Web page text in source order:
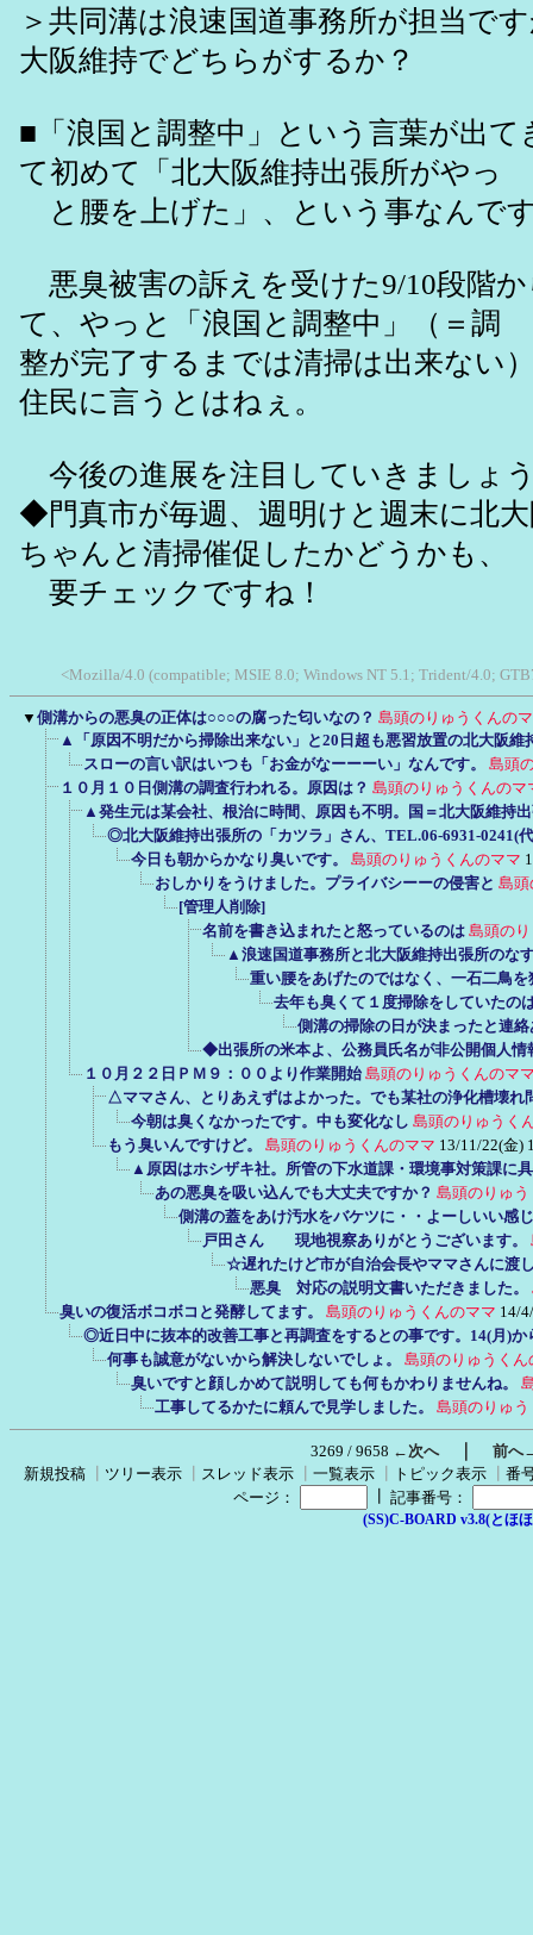
＞共同溝は浪速国道事務所が担当で
大阪維持でどちらがするか？
■「浪国と調整中」という言葉が出て
て初めて「北大阪維持出張所がやっ
と腰を上げた」、という事なんで
悪臭被害の訴えを受けた9/10段階
て、やっと「浪国と調整中」（＝調
整が完了するまでは清掃は出来ない
住民に言うとはねぇ。
今後の進展を注目していきましょ
◆門真市が毎週、週明けと週末に北
ちゃんと清掃催促したかどうかも、
要チェックですね！
<Mozilla/4.0 (compatible; MSIE 8.0; Windows NT 5.1; Trident/4.0;
▼ 側溝からの悪臭の正体は○○○の腐った匂いなの？ 島頭のりゅうくんの
▲「原因不明だから掃除出来ない」と20日超も悪習放置の北大阪維
スローの言い訳はいつも「お金がなーーーい」なんです。
島頭
１０月１０日側溝の調査行われる。原因は？ 島頭のりゅうくんのマ
▲発生元は某会社、根治に時間、原因も不明。国＝北大阪維持
◎北大阪維持出張所の「カツラ」さん、TEL.06-6931-0241(
今日も朝からかなり臭いです。
島頭のりゅうくんのママ
おしかりをうけました。プライバシーーの侵害と 島頭
[管理人削除]
名前を書き込まれたと怒っているのは 島頭の
▲浪速国道事務所と北大阪維持出張所のな
重い腰をあげたのではなく、一石二鳥を
去年も臭くて１度掃除をしていたの
側溝の掃除の日が決まったと連絡
◆出張所の米本よ、公務員氏名が非公開個人
１０月２２日ＰＭ９：００より作業開始 島頭のりゅうくんのマ
△ママさん、とりあえずはよかった。でも某社の浄化槽壊れ
今朝は臭くなかったです。中も変化なし 島頭のりゅうく
もう臭いんですけど。
島頭のりゅうくんのママ 13/11/22(金)
▲原因はホシザキ社。所管の下水道課・環境事対策課に
あの悪臭を吸い込んでも大丈夫ですか？ 島頭のりゅ
側溝の蓋をあけ汚水をバケツに・・よーしいい感じ
戸田さん 現地視察ありがとうございます。
☆遅れたけど市が自治会長やママさんに渡
悪臭 対応の説明文書いただきました。
臭いの復活ボコボコと発酵してます。
島頭のりゅうくんのママ 14/
◎近日中に抜本的改善工事と再調査をするとの事です。14(月)か
何事も誠意がないから解決しないでしょ。
島頭のりゅうくん
臭いですと顔しかめて説明しても何もかわりませんね。
工事してるかたに頼んで見学しました。
島頭のりゅ
3269 / 9658 ←次へ｜ 前へ
新規投稿
ツリー表示 スレッド表示 一覧表示 トピック表示
番
ページ：
記事番号：
(SS)C-BOARD v3.8(とほ